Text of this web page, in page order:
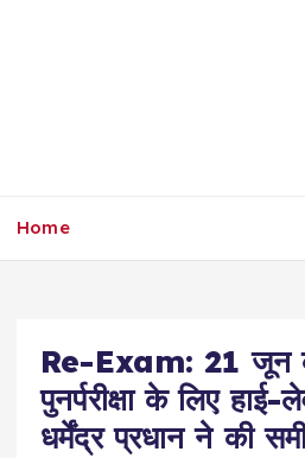
Home
Re-Exam: 21 जून
पुनर्परीक्षा के लिए
धर्मेंद्र प्रधान ने की